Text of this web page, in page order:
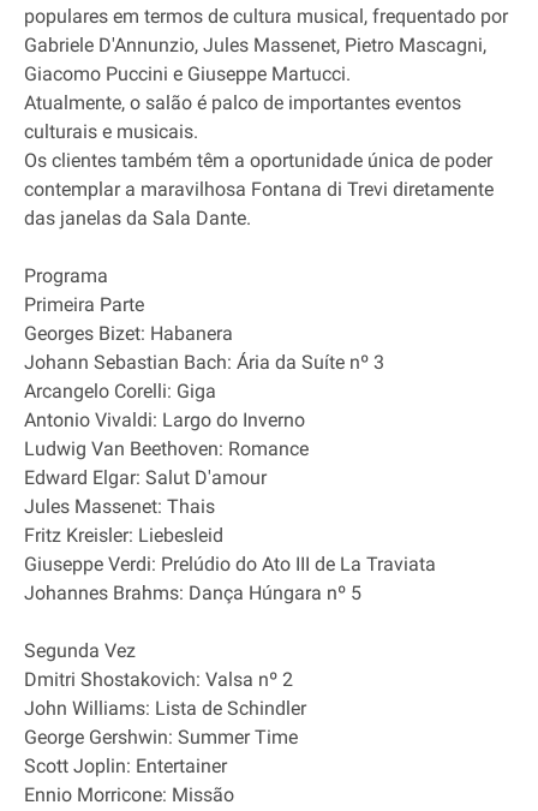
populares em termos de cultura musical, frequentado por
Gabriele D'Annunzio, Jules Massenet, Pietro Mascagni,
Giacomo Puccini e Giuseppe Martucci.
Atualmente, o salão é palco de importantes eventos
culturais e musicais.
Os clientes também têm a oportunidade única de poder
contemplar a maravilhosa Fontana di Trevi diretamente
das janelas da Sala Dante.
Programa
Primeira Parte
Georges Bizet: Habanera
Johann Sebastian Bach: Ária da Suíte nº 3
Arcangelo Corelli: Giga
Antonio Vivaldi: Largo do Inverno
Ludwig Van Beethoven: Romance
Edward Elgar: Salut D'amour
Jules Massenet: Thais
Fritz Kreisler: Liebesleid
Giuseppe Verdi: Prelúdio do Ato III de La Traviata
Johannes Brahms: Dança Húngara nº 5
Segunda Vez
Dmitri Shostakovich: Valsa nº 2
John Williams: Lista de Schindler
George Gershwin: Summer Time
Scott Joplin: Entertainer
Ennio Morricone: Missão